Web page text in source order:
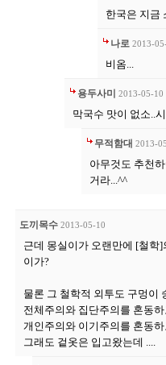
한국은 지금
나로 2013-
비옴...
용두사미 2013-05-10
막국수 맛이 없소..
무적함대 2013-
아무것도 추천
거라...^^
도끼목수 2013-05-10
근데 몽실이가 오랜만에 [철학
이가?
물론 그 철학적 외투도 구멍이
전체주의와 집단주의를 혼동하
개인주의와 이기주의를 혼동
그래도 겉옷은 입고왔는데 ....